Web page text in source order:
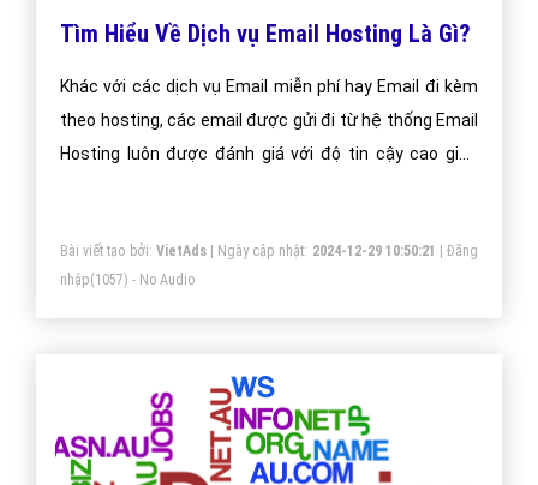
Tìm Hiểu Về Dịch vụ Email Hosting Là Gì?
Khác với các dịch vụ Email miễn phí hay Email đi kèm
theo hosting, các email được gửi đi từ hệ thống Email
Hosting luôn được đánh giá với độ tin cậy cao giúp
Bài viết tạo bởi: VietAds| Ngày cập nhật: 2024-12-29 10:50:21 |Đăng
nhập(1057) - No Audio